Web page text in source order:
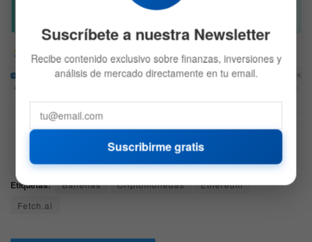
Etiquetas: Ballenas Criptomonedas
Ethereum
Fetch.ai
Suscríbete a nuestra Newsletter
Recibe contenido exclusivo sobre finanzas, inversiones y
análisis de mercado directamente en tu email.
Suscribirme gratis